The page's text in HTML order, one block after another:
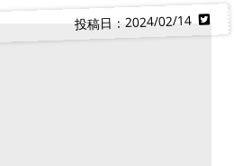
投稿日：2024/02/14